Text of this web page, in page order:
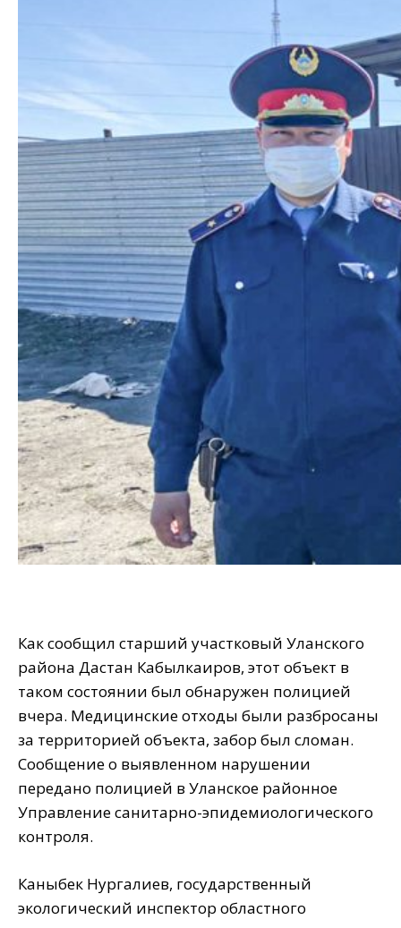
Как сообщил старший участковый Уланского
района Дастан Кабылкаиров, этот объект в
таком состоянии был обнаружен полицией
вчера. Медицинские отходы были разбросаны
за территорией объекта, забор был сломан.
Сообщение о выявленном нарушении
передано полицией в Уланское районное
Управление санитарно-эпидемиологического
контроля.
Каныбек Нургалиев, государственный
экологический инспектор областного